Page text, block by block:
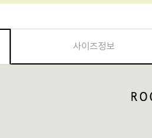
사이즈정보